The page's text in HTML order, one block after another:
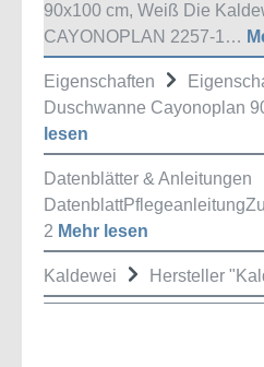
90x100 cm, Weiß Die
CAYONOPLAN 2257-1…
Eigenschaften
Duschwanne Cayonoplan
lesen
Datenblätter & Anleitungen
2 Mehr lesen
Kaldewei Hersteller